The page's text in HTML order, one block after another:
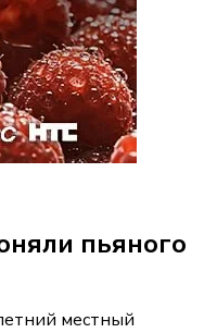
пьяного
местный